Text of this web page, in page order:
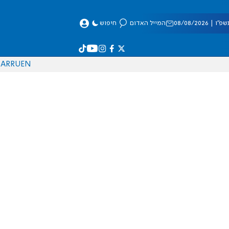
08/2026 המייל האדום חיפוש
EN
RU
AR